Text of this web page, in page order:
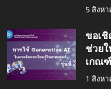
5 สิงห
ขอเ
ช่วย
เกณ
1 สิงห